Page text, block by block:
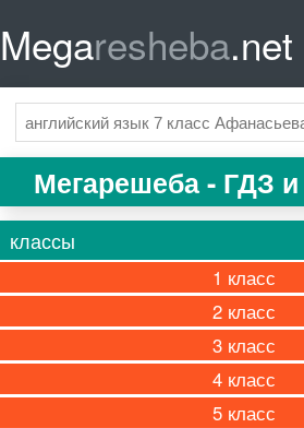
Megaresheba.net
Мегарешеба - ГДЗ
классы
1
2
3
4
5